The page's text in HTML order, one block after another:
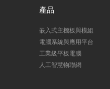
產品
嵌入式主機板與模組
電腦系統與應用平台
工業級平板電腦
人工智慧物聯網